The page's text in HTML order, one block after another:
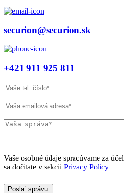
securion@securion.sk
+421 911 925 811
Vaše osobné údaje spracúvame za
sa dočítate v sekcii Privacy Policy.
Poslať správu